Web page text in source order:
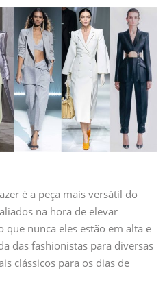
é a peça mais versátil do
na hora de elevar
nunca eles estão em alta e
das fashionistas para diversas
clássicos para os dias de